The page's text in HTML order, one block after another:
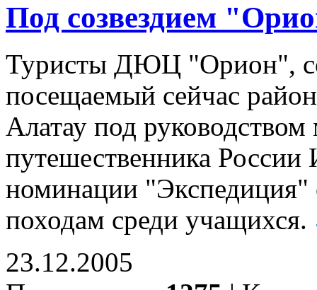
Под созвездием
Туристы ДЮЦ "Орион",
посещаемый сейчас
Алатау под руководством
путешественника России
номинации "Экспедиция"
походам среди учащихся.
23.12.2005